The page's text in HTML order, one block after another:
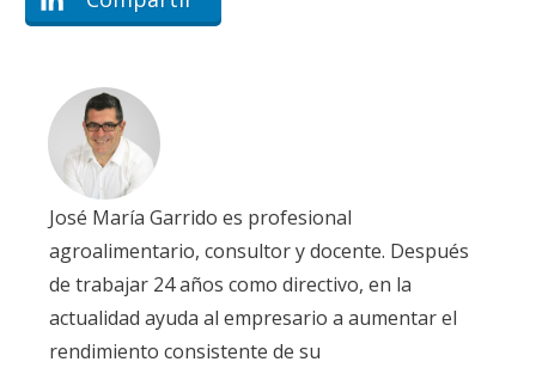
José María Garrido es profesional
agroalimentario, consultor y docente. Después
de trabajar 24 años como directivo, en la
actualidad ayuda al empresario a aumentar el
rendimiento consistente de su